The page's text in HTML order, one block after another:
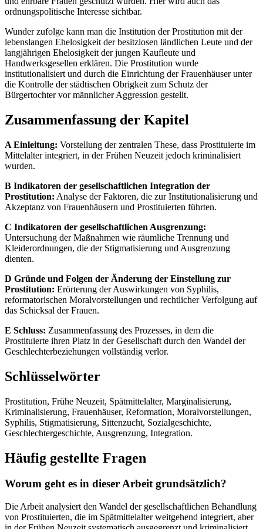
ordnungspolitische Interesse sichtbar.
Wunder zufolge kann man die Institution der Prostitution mit der
lebenslangen Ehelosigkeit der besitzlosen ländlichen Leute und der
langjährigen Ehelosigkeit der jungen Kaufleute und
Handwerksgesellen erklären. Die Prostitution wurde
institutionalisiert und durch die Einrichtung der Frauenhäuser unter
die Kontrolle der städtischen Obrigkeit zum Schutz der
Bürgertochter vor männlicher Aggression gestellt.
Zusammenfassung der Kapitel
A Einleitung: Vorstellung der zentralen These, dass Prostituierte im
Mittelalter integriert, in der Frühen Neuzeit jedoch kriminalisiert
wurden.
B Indikatoren der gesellschaftlichen Integration der
Prostitution: Analyse der Faktoren, die zur Institutionalisierung und
Akzeptanz von Frauenhäusern und Prostituierten führten.
C Indikatoren der gesellschaftlichen Ausgrenzung:
Untersuchung der Maßnahmen wie räumliche Trennung und
Kleiderordnungen, die der Stigmatisierung und Ausgrenzung
dienten.
D Gründe und Folgen der Änderung der Einstellung zur
Prostitution: Erörterung der Auswirkungen von Syphilis,
reformatorischen Moralvorstellungen und rechtlicher Verfolgung auf
das Schicksal der Frauen.
E Schluss: Zusammenfassung des Prozesses, in dem die
Prostituierte ihren Platz in der Gesellschaft durch den Wandel der
Geschlechterbeziehungen vollständig verlor.
Schlüsselwörter
Prostitution, Frühe Neuzeit, Spätmittelalter, Marginalisierung,
Kriminalisierung, Frauenhäuser, Reformation, Moralvorstellungen,
Syphilis, Stigmatisierung, Sittenzucht, Sozialgeschichte,
Geschlechtergeschichte, Ausgrenzung, Integration.
Häufig gestellte Fragen
Worum geht es in dieser Arbeit grundsätzlich?
Die Arbeit analysiert den Wandel der gesellschaftlichen Behandlung
von Prostituierten, die im Spätmittelalter weitgehend integriert, aber